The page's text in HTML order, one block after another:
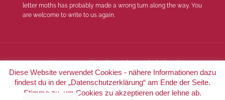
letter moths has probably made a wrong turn along the way. You
are welcome to write to us again.
© 2022 Miss Motte Audio. Alle Rechte vorbehalten |Imprint
|Privacy
Diese Website verwendet Cookies - nähere Informationen dazu
findest du in der „Datenschutzerklärung“ am Ende der Seite.
Stimme zu, um Cookies zu akzeptieren oder lehne ab.